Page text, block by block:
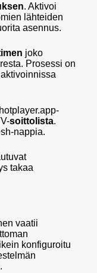
. Aktivoi
lähteiden
asennus.
joko
Prosessi on
soittolista.
nappia.
takaa
vaatii
konfiguroitu